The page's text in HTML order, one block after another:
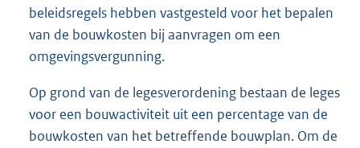
beleidsregels hebben vastgesteld voor het bepalen
van de bouwkosten bij aanvragen om een
omgevingsvergunning.
Op grond van de legesverordening bestaan de leges
voor een bouwactiviteit uit een percentage van de
bouwkosten van het betreffende bouwplan. Om de